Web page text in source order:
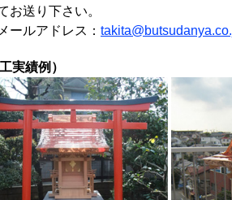
お送り下さい。
ールアドレス：
実績例）